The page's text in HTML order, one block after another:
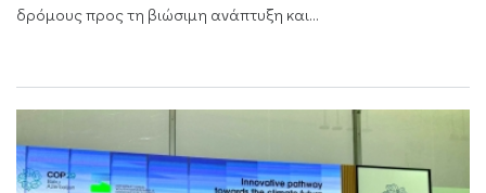
δρόμους προς τη βιώσιμη ανάπτυξη και...